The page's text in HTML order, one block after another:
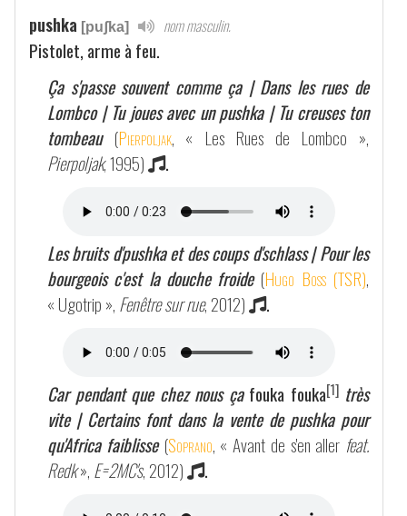
pushka [puʃka] nom masculin.
Pistolet, arme à feu.
Ça s'passe souvent comme ça | Dans les rues de
Lombco | Tu joues avec un pushka | Tu creuses ton
tombeau (Pierpoljak, « Les Rues de Lombco »,
Pierpoljak, 1995) .
Les bruits d'pushka et des coups d'schlass | Pour les
bourgeois c'est la douche froide (Hugo Boss (TSR),
« Ugotrip », Fenêtre sur rue, 2012) .
Car pendant que chez nous ça fouka fouka[1]très
vite | Certains font dans la vente de pushka pour
qu'Africa faiblisse (Soprano, « Avant de s'en aller feat.
Redk», E=2MC's, 2012) .